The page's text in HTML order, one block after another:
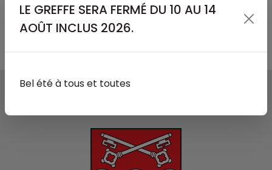
LE GREFFE SERA FERMÉ DU 10 AU 14
AOÛT INCLUS 2026.
Bel été à tous et toutes